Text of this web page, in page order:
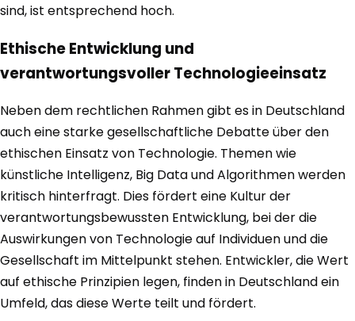
sind, ist entsprechend hoch.
Ethische Entwicklung und
verantwortungsvoller Technologieeinsatz
Neben dem rechtlichen Rahmen gibt es in Deutschland
auch eine starke gesellschaftliche Debatte über den
ethischen Einsatz von Technologie. Themen wie
künstliche Intelligenz, Big Data und Algorithmen werden
kritisch hinterfragt. Dies fördert eine Kultur der
verantwortungsbewussten Entwicklung, bei der die
Auswirkungen von Technologie auf Individuen und die
Gesellschaft im Mittelpunkt stehen. Entwickler, die Wert
auf ethische Prinzipien legen, finden in Deutschland ein
Umfeld, das diese Werte teilt und fördert.